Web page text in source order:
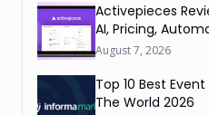
Activepieces
AI, Pricing,
August 7, 2026
Top 10 Best
The World 2026